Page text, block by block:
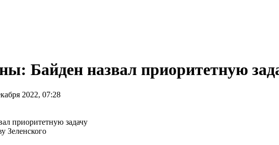
Байден назвал приоритетную
2022, 07:28
Зеленского